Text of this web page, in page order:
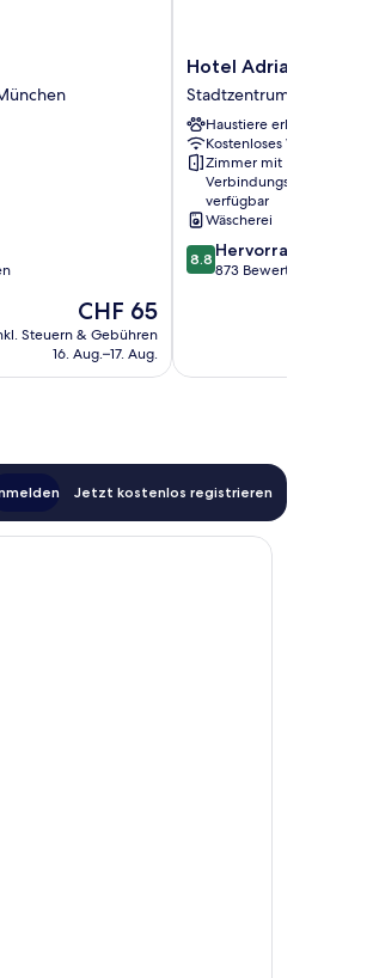
Der
Preis
beträgt
CHF 65
Steuern & Gebühren
16. Aug.–17. Aug.
Hotel
Adria
München
Stadtzentrum
von
München
Hotel Adria
Stadtzentrum von
Haustiere erlaubt
Kostenloses WLAN
Zimmer mit
Verbindungstür
verfügbar
Wäscherei
8.8
von
8.8 Hervorragend
873 Bewertungen
Jetzt kostenlos registrieren